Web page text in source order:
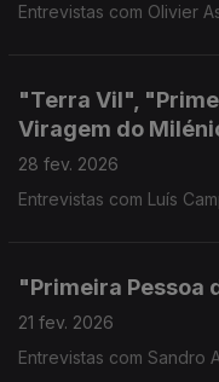
Entrevistas com Olivier
"Terra Vil",
Viragem do
28 fev. 2026
Entrevistas com Luís
"Primeira Pessoa
21 fev. 2026
Entrevistas com Sandro